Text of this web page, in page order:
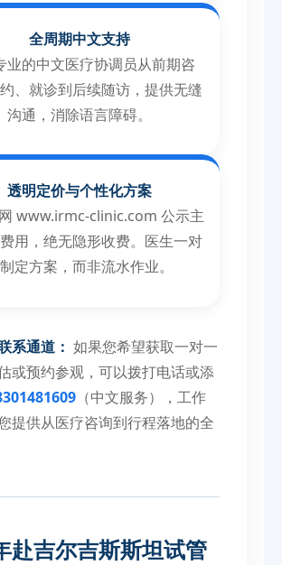
全周期中文支持
业的中文医疗协调员从前期咨
、就诊到后续随访，提供无缝
沟通，消除语言障碍。
透明定价与个性化方案
www.irmc-clinic.com 公示主
用，绝无隐形收费。医生一对
定方案，而非流水作业。
系通道： 如果您希望获取一对一
或预约参观，可以拨打电话或添
（中文服务），工作
提供从医疗咨询到行程落地的全
赴吉尔吉斯斯坦试管